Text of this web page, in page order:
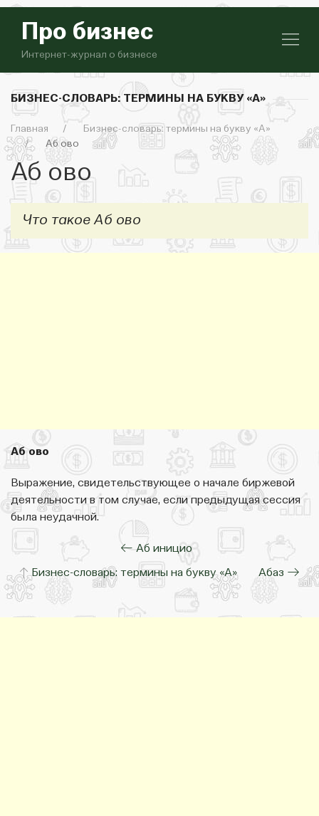
Про бизнес
Интернет-журнал о бизнесе
БИЗНЕС-СЛОВАРЬ: ТЕРМИНЫ НА БУКВУ «А»
Главная
Бизнес-словарь: термины на букву «А»
Аб ово
Аб ово
Что такое Аб ово
Аб ово
Выражение, свидетельствующее о начале биржевой
деятельности в том случае, если предыдущая сессия
была неудачной.
← Аб иницио
↑Бизнес-словарь: термины на букву «А» Абаз →